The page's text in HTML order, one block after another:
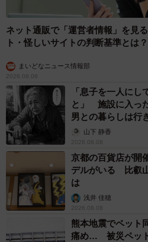
ネット通販で「運営者情報」を見
ト・怪しいサイトの判断基準とは？
まいどなニュース情報部
2026.08.08
「息子を一人に
と」 施設に入っ
男との暮らしは行
から】山下 静香
2026.08.08
京都の百貨店が開
デルがいる 比叡
は
浅井 佳穂
2026.08.08
熊本地震でペット
痛め… 被災ペット